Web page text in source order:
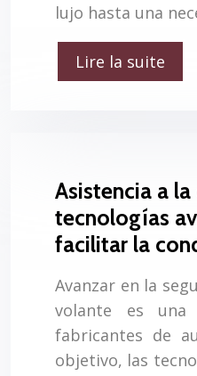
lujo hasta una
Lire la suite
Asistencia a
tecnologías
facilitar la
Avanzar en la
volante es
fabricantes de
objetivo, las